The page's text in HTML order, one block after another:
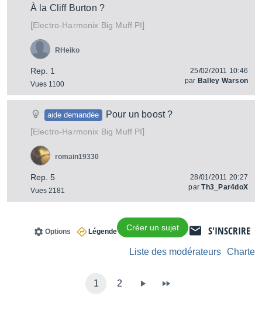
À la Cliff Burton ?
[Electro-Harmonix Big Muff PI]
Rep. 1
Vues 1100
RHeiko
25/02/2011 10:46
par Balley Warson
aide demandée
Pour un boost ?
[Electro-Harmonix Big Muff PI]
Rep. 5
Vues 2181
romain19330
28/01/2011 20:27
parTh3_Par4doX
S'INSCRIRE
Créer un sujet
Légende
Options
Charte
Liste des modérateurs
1 2